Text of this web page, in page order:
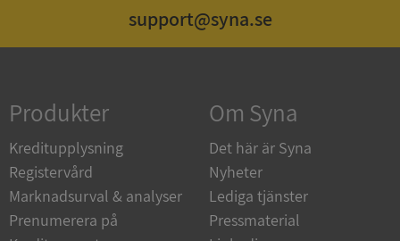
support@syna.se
Produkter
Kreditupplysning
Registervård
Marknadsurval & analyser
Prenumerera på
Om Syna
Det här är Syna
Nyheter
Lediga tjänster
Pressmaterial
Strikt nödvändiga kakor tillåter
kärnwebbplatsfunktioner som användarinloggning
och kontohantering. Webbplatsen kan inte
användas ordentligt utan strikt nödvändiga cookies.
Namn
Leverantör
Domän
Microsoft